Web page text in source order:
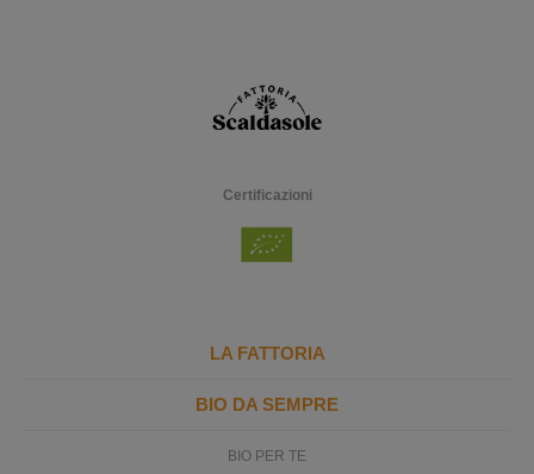
Certificazioni
LA FATTORIA
BIO DA SEMPRE
BIO PER TE